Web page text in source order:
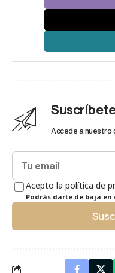
Accede a nuestro
Acepto la política de
Podrás darte de baja